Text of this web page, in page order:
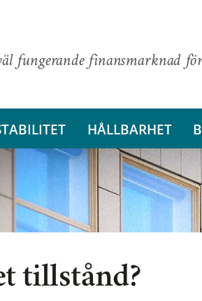
fungerande finansmarknad
HÅLLBARHET
tillstånd?